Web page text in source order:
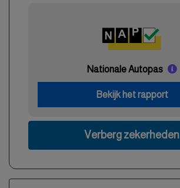
Nationale Autopas
Bekijk het rapport
Verberg zekerheden